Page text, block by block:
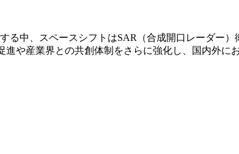
る中、スペースシフトはSAR（合成開口レーダー
や産業界との共創体制をさらに強化し、国内外に